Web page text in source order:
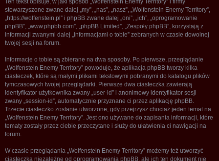
stowarzyszone zwane dalej „my”, „nas”, „nasz”, „Wolfenstein Enemy Territory”,
„https://wolfenstein.pl” i phpBB zwane dalej „oni”, „ich”, „oprogramowanie
phpBB”, „www.phpbb.com”, „phpBB Limited”, „Zespoły phpBB”, korzystają z
informacji zwanymi dalej „informacjami o tobie” zebranych w czasie dowolnej
twojej sesji na forum.
Informacje o tobie są zbierane na dwa sposoby. Po pierwsze, przeglądanie
„Wolfenstein Enemy Territory” powoduje, że aplikacja phpBB tworzy kilka
ciasteczek, które są małymi plikami tekstowymi pobranymi do katalogu plików
tymczasowych twojej przeglądarki. Pierwsze dwa ciasteczka zawierają
identyfikator użytkownika zwany „user-id” i anonimowy identyfikator sesji
zwany „session-id”, automatycznie przyznane ci przez aplikację phpBB.
Trzecie ciasteczko zostanie utworzone, gdy przejrzysz chociaż jeden temat na
„Wolfenstein Enemy Territory”. Jest ono używane do zapisania informacji, które
tematy zostały przez ciebie przeczytane i służy do ułatwienia ci nawigacji na
forum.
W czasie przeglądania „Wolfenstein Enemy Territory” możemy też utworzyć
ciasteczka niezależne od oprogramowania phpBB, ale ich ten dokument nie